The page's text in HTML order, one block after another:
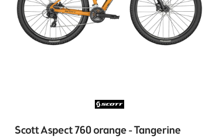
Scott Aspect 760 orange - Tangerine